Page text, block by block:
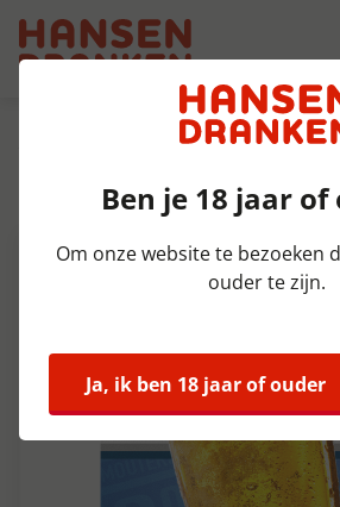
Product Detail
Bavaria Malt 0.0%
Ben je 18 jaar of
Om onze website te bezoeken
ouder te zijn.
Ja, ik ben 18 jaar of ouder